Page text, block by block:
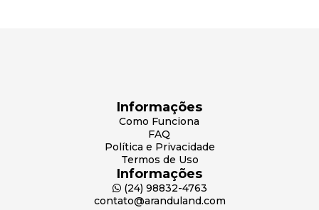
Informações
Como Funciona
FAQ
Política e Privacidade
Termos de Uso
Informações
(24) 98832-4763
contato@aranduland.com